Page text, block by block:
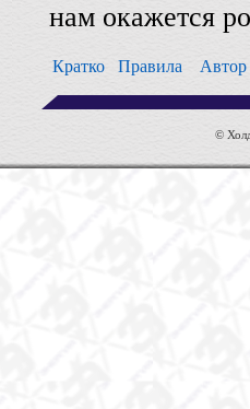
нам окажется
Кратко Правила Автор
©